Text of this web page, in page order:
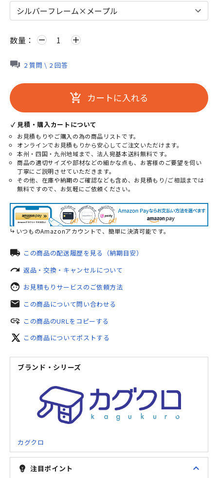
数量： remove add
2 質問 \ 2 回答
add_shopping_cart カートに入れる
✓ 見積・購入カートについて
お見積もりやご購入の為の商品リストです。
オンラインでお見積もりから安心してご注文いただけます。
本州・四国・九州地域まで、法人宛基本送料無料です。
商品の適切サイズや部材などの細かな点も、お客様のご要望を伺い
丁寧にご説明させていただきます。
その他、在庫や納期のご確認なども含め、お見積もり/ご相談までは
無料ですので、お気軽にご依頼ください。
いつものAmazonアカウントで、簡単に決済可能です。
local_shipping この商品の配送履歴を見る（納期目安）
redo 返品・交換・キャンセルについて
face お見積もりサービスのご依頼方法
mail この商品について問い合わせる
add_link この商品のURLをコピーする
この商品についてポストする
ブランド・シリーズ
カグクロ
emoji_objects 注目ポイント expand_less